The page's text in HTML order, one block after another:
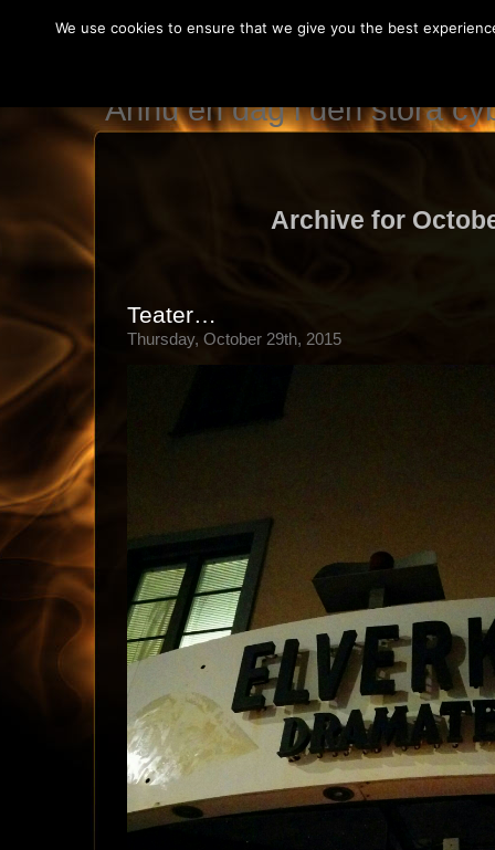
Ännu en dag i den stora
Archive for
Teater…
Thursday, October 29th, 2015
We use cookies to ensure that we give you the best